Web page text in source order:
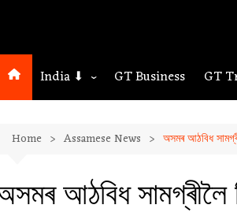
India ⬇
Guwahati
GT Business GT
Home Assamese News অসমৰ আঠবিধ
আঠবিধ